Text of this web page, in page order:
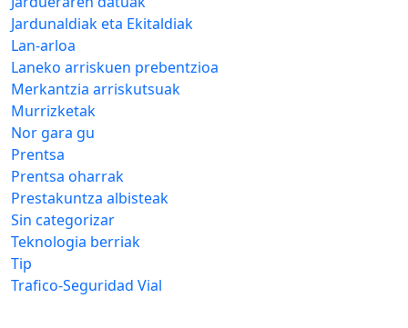
Jardunaldiak eta Ekitaldiak
Lan-arloa
Laneko arriskuen prebentzioa
Merkantzia arriskutsuak
Murrizketak
Nor gara gu
Prentsa
Prentsa oharrak
Prestakuntza albisteak
Sin categorizar
Teknologia berriak
Tip
Trafico-Seguridad Vial